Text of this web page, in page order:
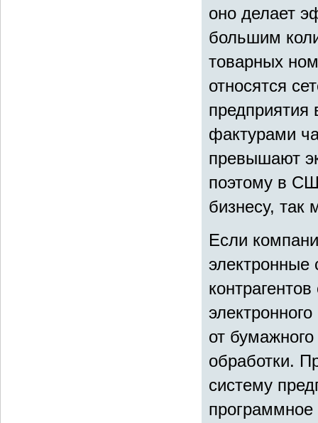
оно делает
большим
товарных
относятся
предприятия
фактурами
превышают
поэтому в
бизнесу, так
Если
электронные
от
обработки.
систему